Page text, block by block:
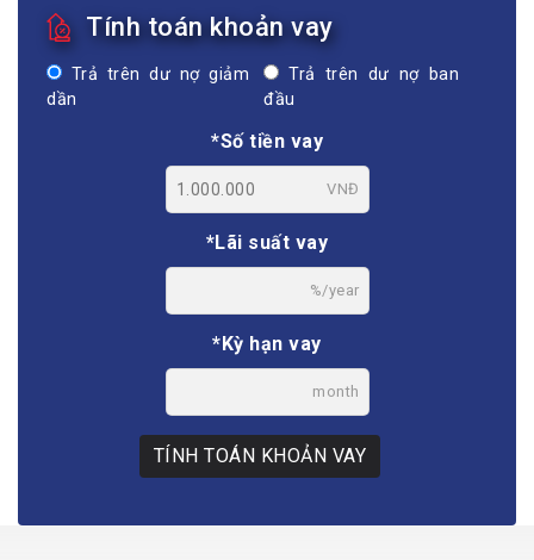
Tính toán khoản vay
Trả trên dư nợ giảm
dần
Trả trên dư nợ ban
đầu
*Số tiền vay
VNĐ
*Lãi suất vay
%/year
*Kỳ hạn vay
month
TÍNH TOÁN KHOẢN VAY